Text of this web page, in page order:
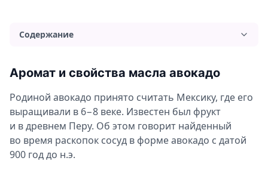
Содержание
Применение и польза масла авокадо
Применение масла авокадо для волос
Применение масла авокадо для лица
Применение масла авокадо для тела
Ароматерапия с маслом авокадо
Аромат и свойства масла авокадо
Родиной авокадо принято считать Мексику, где его
выращивали в 6−8 веке. Известен был фрукт
и в древнем Перу. Об этом говорит найденный
во время раскопок сосуд в форме авокадо с датой
900 год до н.э.